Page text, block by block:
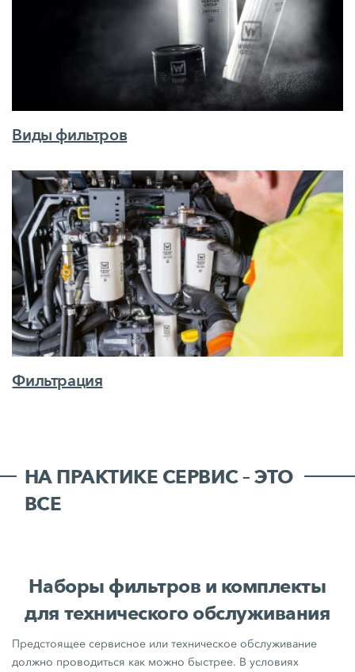
Виды фильтров
Фильтрация
НА ПРАКТИКЕ СЕРВИС – ЭТО
ВСЕ
Наборы фильтров и комплекты
для технического обслуживания
Предстоящее сервисное или техническое обслуживание
должно проводиться как можно быстрее. В условиях